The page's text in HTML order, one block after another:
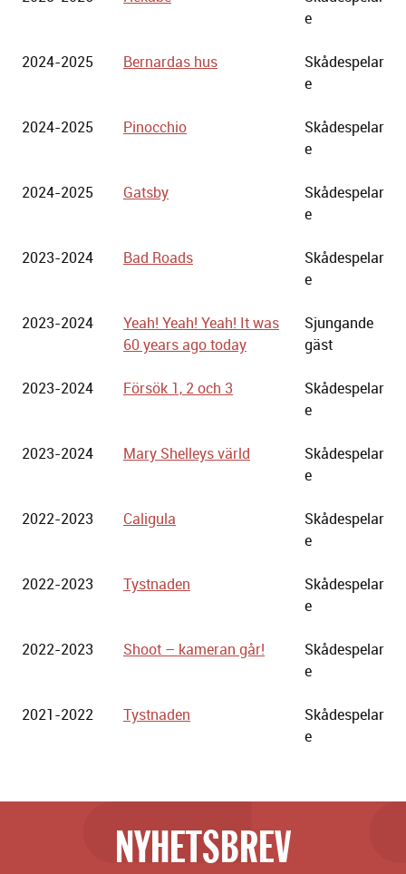
e
2024-2025 Bernardas hus
Skådespelar
e
2024-2025 Pinocchio
Skådespelar
e
2024-2025 Gatsby
Skådespelar
e
2023-2024 Bad Roads
Skådespelar
e
2023-2024
Yeah! Yeah! Yeah! It was
60 years ago today
Sjungande
gäst
2023-2024 Försök 1, 2 och 3
Skådespelar
e
2023-2024 Mary Shelleys värld
Skådespelar
e
2022-2023 Caligula
Skådespelar
e
2022-2023 Tystnaden
Skådespelar
e
2022-2023 Shoot – kameran går!
Skådespelar
e
2021-2022 Tystnaden
Skådespelar
e
NYHETSBREV